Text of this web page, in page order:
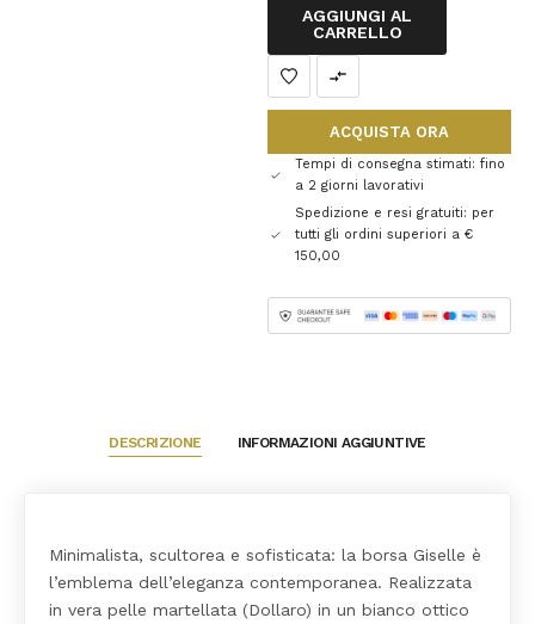
AGGIUNGI AL
CARRELLO
ACQUISTA ORA
Tempi di consegna stimati: fino
a 2 giorni lavorativi
Spedizione e resi gratuiti: per
tutti gli ordini superiori a €
150,00
DESCRIZIONE INFORMAZIONI AGGIUNTIVE
Minimalista, scultorea e sofisticata: la borsa Giselle è
l’emblema dell’eleganza contemporanea. Realizzata
in vera pelle martellata (Dollaro) in un bianco ottico